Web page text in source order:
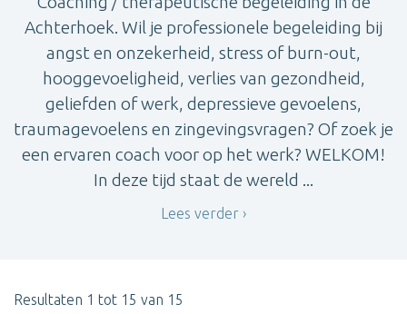
Achterhoek. Wil je professionele begeleiding bij
angst en onzekerheid, stress of burn-out,
hooggevoeligheid, verlies van gezondheid,
geliefden of werk, depressieve gevoelens,
traumagevoelens en zingevingsvragen? Of zoek je
een ervaren coach voor op het werk? WELKOM!
In deze tijd staat de wereld ...
Lees verder
Resultaten 1 tot 15 van 15